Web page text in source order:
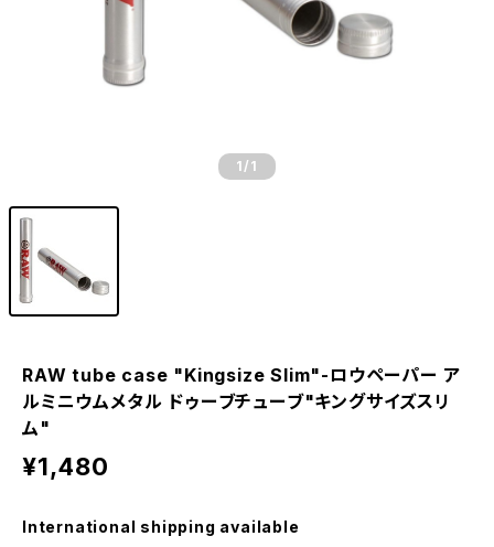
1 /1
RAW tube case "Kingsize Slim"-ロウペーパー ア
ルミニウムメタル ドゥーブチューブ"キングサイズスリ
ム"
¥1,480
International shipping available